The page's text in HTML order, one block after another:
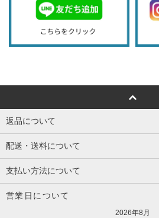
返品について
配送・送料について
支払い方法について
営業日について
2026年8月